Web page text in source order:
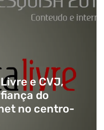
e CVJ,
do
no centro-